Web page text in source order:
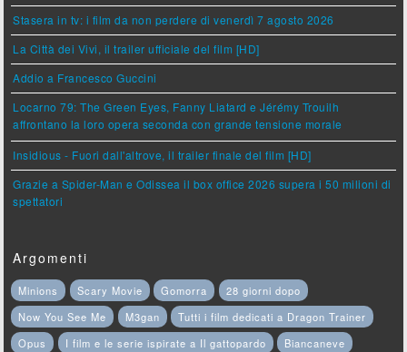
Stasera in tv: i film da non perdere di venerdì 7 agosto 2026
La Città dei Vivi, il trailer ufficiale del film [HD]
Addio a Francesco Guccini
Locarno 79: The Green Eyes, Fanny Liatard e Jérémy Trouilh
affrontano la loro opera seconda con grande tensione morale
Insidious - Fuori dall'altrove, il trailer finale del film [HD]
Grazie a Spider-Man e Odissea il box office 2026 supera i 50 milioni di
spettatori
Argomenti
Minions Scary Movie Gomorra
28 giorni dopo
Now You See Me
M3gan
Tutti i film dedicati a Dragon Trainer
Opus
I film e le serie ispirate a Il gattopardo
Biancaneve